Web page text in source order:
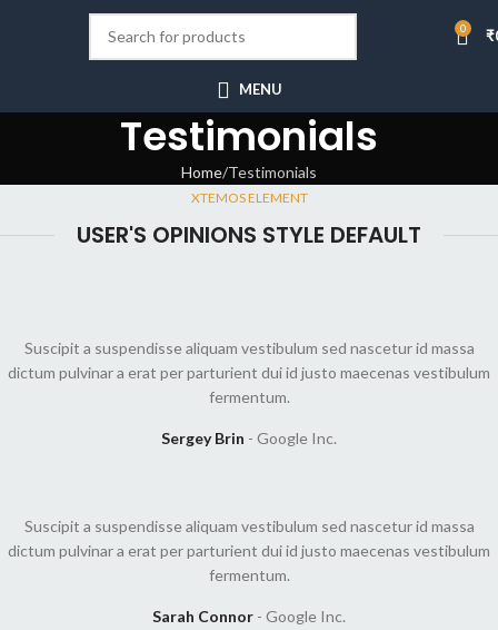
0 ₹
MENU
Testimonials
Home Testimonials
XTEMOS ELEMENT
USER'S OPINIONS STYLE DEFAULT
Suscipit a suspendisse aliquam vestibulum sed nascetur id massa
dictum pulvinar a erat per parturient dui id justo maecenas vestibulum
fermentum.
Sergey Brin Google Inc.
Suscipit a suspendisse aliquam vestibulum sed nascetur id massa
dictum pulvinar a erat per parturient dui id justo maecenas vestibulum
fermentum.
Sarah Connor Google Inc.